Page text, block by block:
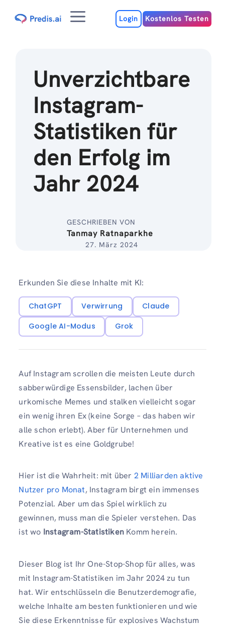
Inhalt
MenuLogin Kostenlos Testen
Unverzichtbare
Instagram-
Statistiken für
den Erfolg im
Jahr 2024
GESCHRIEBEN VON
Tanmay Ratnaparkhe
27. März 2024
Erkunden Sie diese Inhalte mit KI:
ChatGPT Verwirrung
Claude
Google AI-Modus
Grok
Auf Instagram scrollen die meisten Leute durch
sabberwürdige Essensbilder, lachen über
urkomische Memes und stalken vielleicht sogar
ein wenig ihren Ex (keine Sorge – das haben wir
alle schon erlebt). Aber für Unternehmen und
Kreative ist es eine Goldgrube!
Hier ist die Wahrheit: mit über 2 Milliarden aktive
Nutzer pro Monat, Instagram birgt ein immenses
Potenzial. Aber um das Spiel wirklich zu
gewinnen, muss man die Spieler verstehen. Das
ist wo Instagram-Statistiken Komm herein.
Dieser Blog ist Ihr One-Stop-Shop für alles, was
mit Instagram-Statistiken im Jahr 2024 zu tun
hat. Wir entschlüsseln die Benutzerdemografie,
welche Inhalte am besten funktionieren und wie
Sie diese Erkenntnisse für explosives Wachstum